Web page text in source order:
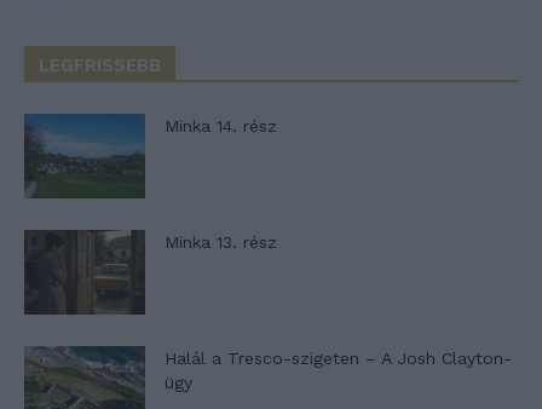
LEGFRISSEBB
Minka 14. rész
Minka 13. rész
Halál a Tresco-szigeten – A Josh Clayton-
ügy